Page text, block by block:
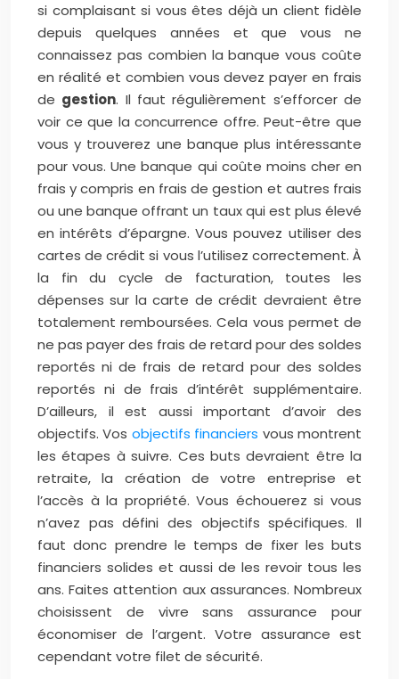
si complaisant si vous êtes déjà un client fidèle
depuis quelques années et que vous ne
connaissez pas combien la banque vous coûte
en réalité et combien vous devez payer en frais
de gestion. Il faut régulièrement s’efforcer de
voir ce que la concurrence offre. Peut-être que
vous y trouverez une banque plus intéressante
pour vous. Une banque qui coûte moins cher en
frais y compris en frais de gestion et autres frais
ou une banque offrant un taux qui est plus élevé
en intérêts d’épargne. Vous pouvez utiliser des
cartes de crédit si vous l’utilisez correctement. À
la fin du cycle de facturation, toutes les
dépenses sur la carte de crédit devraient être
totalement remboursées. Cela vous permet de
ne pas payer des frais de retard pour des soldes
reportés ni de frais de retard pour des soldes
reportés ni de frais d’intérêt supplémentaire.
D’ailleurs, il est aussi important d’avoir des
objectifs. Vos objectifs financiers vous montrent
les étapes à suivre. Ces buts devraient être la
retraite, la création de votre entreprise et
l’accès à la propriété. Vous échouerez si vous
n’avez pas défini des objectifs spécifiques. Il
faut donc prendre le temps de fixer les buts
financiers solides et aussi de les revoir tous les
ans. Faites attention aux assurances. Nombreux
choisissent de vivre sans assurance pour
économiser de l’argent. Votre assurance est
cependant votre filet de sécurité.